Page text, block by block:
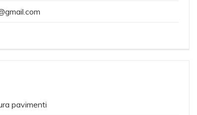
pavimenti